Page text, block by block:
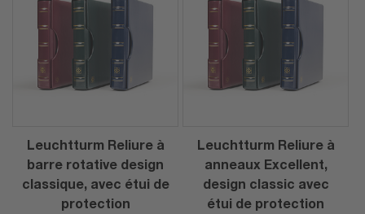
Leuchtturm Reliure à
barre rotative design
classique, avec étui de
protection
Leuchtturm Reliure à
anneaux Excellent,
design classic avec
étui de protection